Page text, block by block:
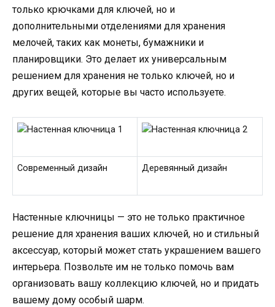
только крючками для ключей, но и
дополнительными отделениями для хранения
мелочей, таких как монеты, бумажники и
планировщики. Это делает их универсальным
решением для хранения не только ключей, но и
других вещей, которые вы часто используете.
Современный дизайн Деревянный дизайн
Настенные ключницы — это не только практичное
решение для хранения ваших ключей, но и стильный
аксессуар, который может стать украшением вашего
интерьера. Позвольте им не только помочь вам
организовать вашу коллекцию ключей, но и придать
вашему дому особый шарм.